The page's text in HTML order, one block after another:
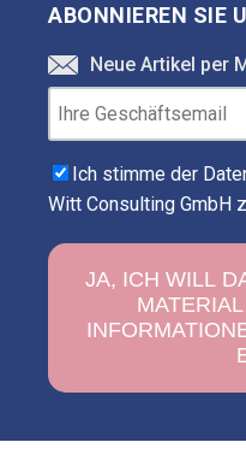
ABONNIEREN SIE
Neue Artikel per
Ich stimme der
Witt Consulting GmbH